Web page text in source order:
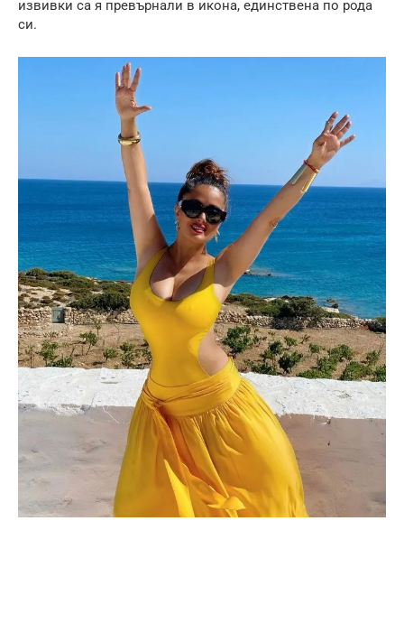
извивки са я превърнали в икона, единствена по рода
си.